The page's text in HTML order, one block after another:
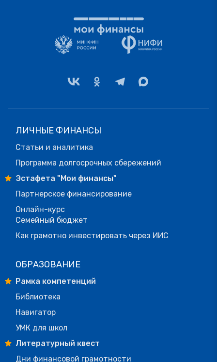
ЛИЧНЫЕ ФИНАНСЫ
Статьи и аналитика
Программа долгосрочных сбережений
Эстафета "Мои финансы"
Партнерское финансирование
Онлайн-курс
Семейный бюджет
Как грамотно инвестировать через ИИС
ОБРАЗОВАНИЕ
Рамка компетенций
Библиотека
Навигатор
УМК для школ
Литературный квест
Дни финансовой грамотности